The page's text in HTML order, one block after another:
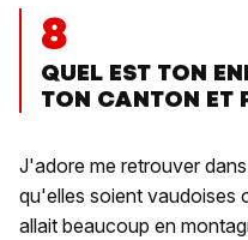
8
QUEL EST TON
TON CANTON ET
J'adore me retrouver
qu'elles soient vaudoises
allait beaucoup en